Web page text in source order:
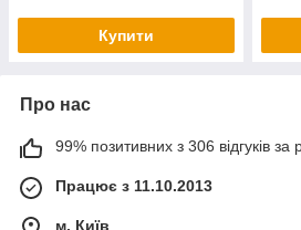
Купити
Про нас
99% позитивних з 306 відгуків за
Працює з 11.10.2013
м. Київ